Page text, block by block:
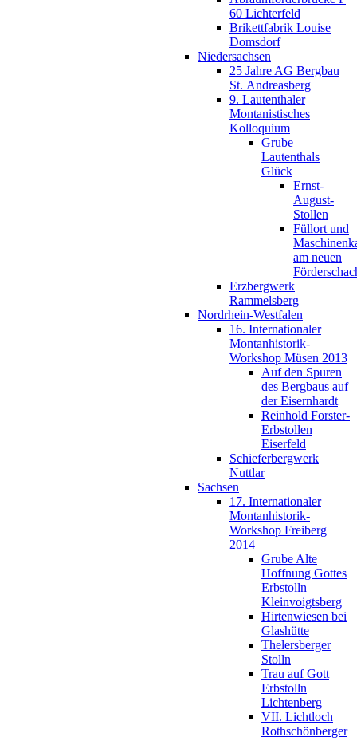
60 Lichterfeld
Brikettfabrik Louise
Domsdorf
Niedersachsen
25 Jahre AG Bergbau
St. Andreasberg
9. Lautenthaler
Montanistisches
Kolloquium
Grube
Lautenthals
Glück
Ernst-
August-
Stollen
Füllort und
am neuen
Erzbergwerk
Rammelsberg
Nordrhein-Westfalen
16. Internationaler
Montanhistorik-
Workshop Müsen 2013
Auf den Spuren
des Bergbaus auf
der Eisernhardt
Reinhold Forster-
Erbstollen
Eiserfeld
Schieferbergwerk
Nuttlar
Sachsen
17. Internationaler
Montanhistorik-
Workshop Freiberg
2014
Grube Alte
Hoffnung Gottes
Erbstolln
Kleinvoigtsberg
Hirtenwiesen bei
Glashütte
Thelersberger
Stolln
Trau auf Gott
Erbstolln
Lichtenberg
VII. Lichtloch
Rothschönberger